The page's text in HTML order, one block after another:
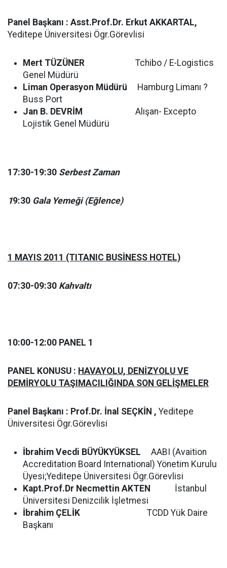
Panel Başkanı : Asst.Prof.Dr. Erkut AKKARTAL,
Yeditepe Üniversitesi Ögr.Görevlisi
Mert TÜZÜNER
Tchibo / E-Logistics
Genel Müdürü
Liman Operasyon Müdürü
Hamburg Limanı ?
Buss Port
Jan B. DEVRİM Alışan- Excepto
Lojistik Genel Müdürü
17:30-19:30 Serbest Zaman
19:30 Gala Yemeği (Eğlence)
1 MAYIS 2011 (TITANIC BUSİNESS HOTEL)
07:30-09:30 Kahvaltı
10:00-12:00 PANEL 1
PANEL KONUSU : HAVAYOLU, DENİZYOLU VE
DEMİRYOLU TAŞIMACILIĞINDA SON GELİŞMELER
Panel Başkanı : Prof.Dr. İnal SEÇKİN , Yeditepe
Üniversitesi Ögr.Görevlisi
İbrahim Vecdi BÜYÜKYÜKSEL
AABI (Avaition
Accreditation Board International) Yönetim Kurulu
Üyesi;Yeditepe Üniversitesi Ögr.Görevlisi
Kapt.Prof.Dr Necmettin AKTEN İstanbul
Üniversitesi Denizcilik İşletmesi
İbrahim ÇELİK TCDD Yük Daire
Başkanı